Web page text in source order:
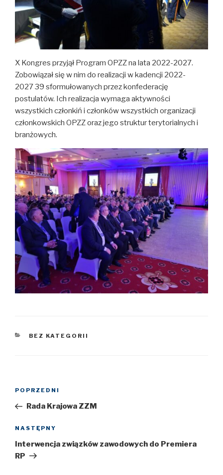
X Kongres przyjął Program OPZZ na lata 2022-2027.
Zobowiązał się w nim do realizacji w kadencji 2022-
2027 39 sformułowanych przez konfederację
postulatów. Ich realizacja wymaga aktywności
wszystkich członkiń i członków wszystkich organizacji
członkowskich OPZZ oraz jego struktur terytorialnych i
branżowych.
KATEGORIE
BEZ KATEGORII
Nawigacja
Poprzedni
wpis
POPRZEDNI
Rada Krajowa ZZM
Następny
wpis
NASTĘPNY
Interwencja związków zawodowych do Premiera
RP